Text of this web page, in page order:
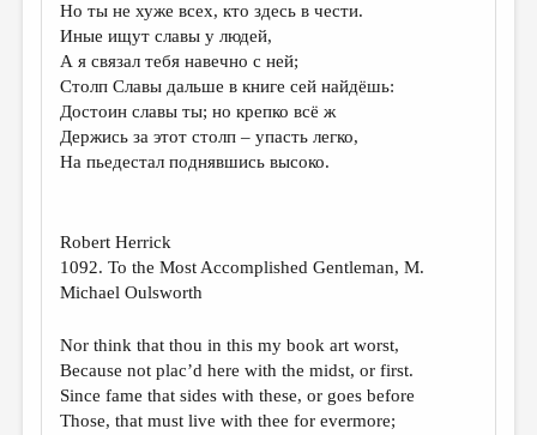
ОТДЕЛЫ И РУБРИКИ
ИЗБРАННОЕ
ДАЙДЖЕСТ
ПРОИЗВЕДЕНИЯ
КОНКУРСЫ
ДЕТСКАЯ КОМНАТА
ОБЗОР ЛИТЕРАТУРЫ
СТРАНИЦЫ ПАМЯТИ
Но ты не хуже всех, кто здесь в чести.
Иные ищут славы у людей,
А я связал тебя навечно с ней;
Столп Славы дальше в книге сей найдёшь:
Достоин славы ты; но крепко всё ж
Держись за этот столп – упасть легко,
На пьедестал поднявшись высоко.
Robert Herrick
1092. To the Most Accomplished Gentleman, M.
Michael Oulsworth
Nor think that thou in this my book art worst,
Because not plac’d here with the midst, or first.
Since fame that sides with these, or goes before
Those, that must live with thee for evermore;